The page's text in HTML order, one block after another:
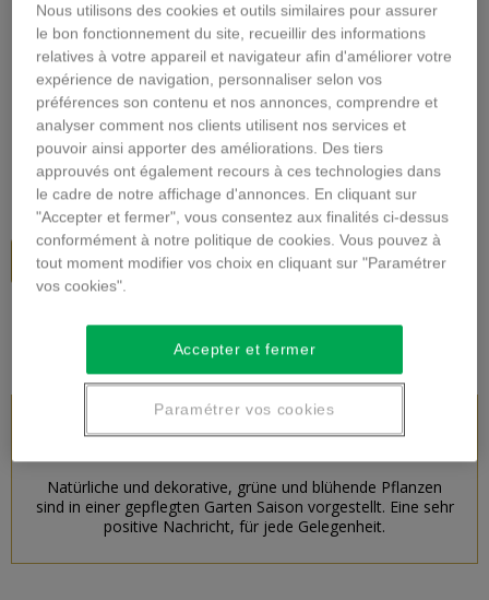
Vergrößern
BLÜHENDE PFLANZE
Beschreibung
65,00 €inkl. MwSt.
In den Warenkorb
PRODUKTBESCHREIBUNG
Natürliche und dekorative, grüne und blühende Pflanzen
sind in einer gepflegten Garten Saison vorgestellt. Eine sehr
positive Nachricht, für jede Gelegenheit.
Nous utilisons des cookies et outils similaires pour assurer
le bon fonctionnement du site, recueillir des informations
relatives à votre appareil et navigateur afin d'améliorer votre
expérience de navigation, personnaliser selon vos
préférences son contenu et nos annonces, comprendre et
analyser comment nos clients utilisent nos services et
pouvoir ainsi apporter des améliorations. Des tiers
approuvés ont également recours à ces technologies dans
le cadre de notre affichage d'annonces. En cliquant sur
"Accepter et fermer", vous consentez aux finalités ci-dessus
conformément à notre politique de cookies. Vous pouvez à
tout moment modifier vos choix en cliquant sur "Paramétrer
vos cookies".
Accepter et fermer
Paramétrer vos cookies